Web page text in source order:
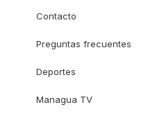
Contacto
Preguntas frecuentes
Deportes
Managua TV